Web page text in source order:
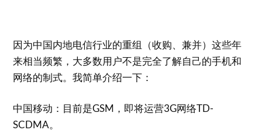
因为中国内地电信行业的重组（收购、兼并）这些年
来相当频繁，大多数用户不是完全了解自己的手机和
网络的制式。我简单介绍一下：
中国移动：目前是GSM，即将运营3G网络TD-
SCDMA。